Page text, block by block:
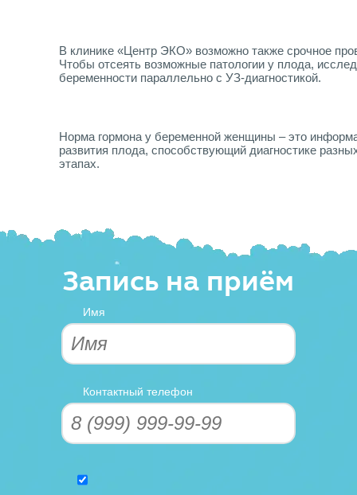
В клинике «Центр ЭКО» возможно также срочное
Чтобы отсеять возможные патологии у плода,
беременности параллельно с УЗ-диагностикой.
Норма гормона у беременной женщины – это
развития плода, способствующий диагностике
этапах.
Запись на приём
Имя
Контактный телефон